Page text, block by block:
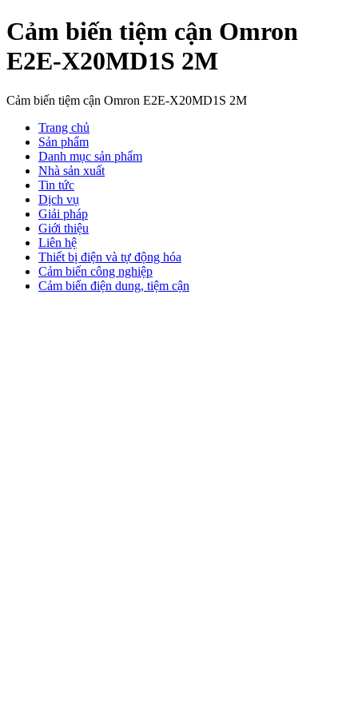
Cảm biến tiệm cận Omron
E2E-X20MD1S 2M
Cảm biến tiệm cận Omron E2E-X20MD1S 2M
Trang chủ
Sản phẩm
Danh mục sản phẩm
Nhà sản xuất
Tin tức
Dịch vụ
Giải pháp
Giới thiệu
Liên hệ
Thiết bị điện và tự động hóa
Cảm biến công nghiệp
Cảm biến điện dung, tiệm cận